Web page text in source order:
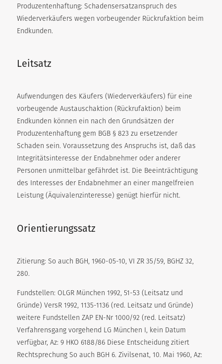
Produzentenhaftung: Schadensersatzanspruch des
Wiederverkäufers wegen vorbeugender Rückrufaktion beim
Endkunden.
Leitsatz
Aufwendungen des Käufers (Wiederverkäufers) für eine
vorbeugende Austauschaktion (Rückrufaktion) beim
Endkunden können ein nach den Grundsätzen der
Produzentenhaftung gem BGB § 823 zu ersetzender
Schaden sein. Voraussetzung des Anspruchs ist, daß das
Integritätsinteresse der Endabnehmer oder anderer
Personen unmittelbar gefährdet ist. Die Beeinträchtigung
des Interesses der Endabnehmer an einer mangelfreien
Leistung (Äquivalenzinteresse) genügt hierfür nicht.
Orientierungssatz
Zitierung: So auch BGH, 1960-05-10, VI ZR 35/59, BGHZ 32,
280.
Fundstellen: OLGR München 1992, 51-53 (Leitsatz und
Gründe) VersR 1992, 1135-1136 (red. Leitsatz und Gründe)
weitere Fundstellen ZAP EN-Nr 1000/92 (red. Leitsatz)
Verfahrensgang vorgehend LG München I, kein Datum
verfügbar, Az: 9 HKO 6188/86 Diese Entscheidung zitiert
Rechtsprechung So auch BGH 6. Zivilsenat, 10. Mai 1960, Az: